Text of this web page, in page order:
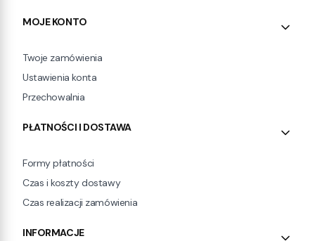
MOJE KONTO
Twoje zamówienia
Ustawienia konta
Przechowalnia
PŁATNOŚCI I DOSTAWA
Formy płatności
Czas i koszty dostawy
Czas realizacji zamówienia
INFORMACJE